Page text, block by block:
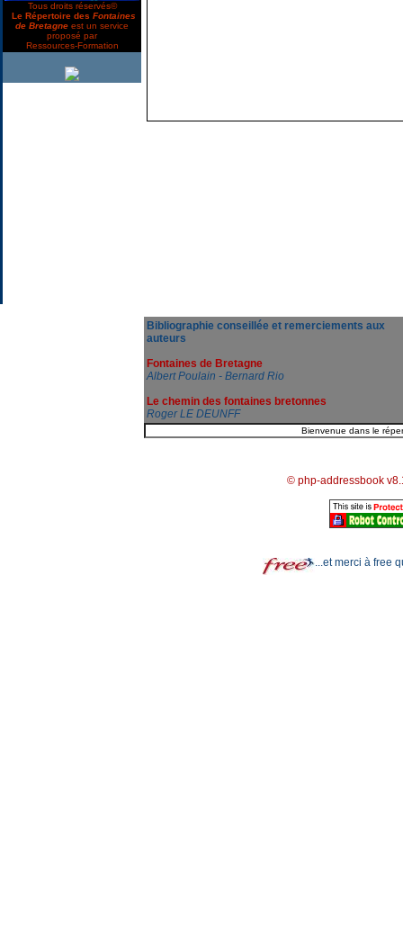
Tous droits réservés©
Le Répertoire des Fontaines
de Bretagne est un service
proposé par
Ressources-Formation
Bibliographie conseillée et remerciements aux
auteurs
Fontaines de Bretagne
Albert Poulain - Bernard Rio
Le chemin des fontaines bretonnes
Roger LE DEUNFF
© php-addressbook
...et merci à free